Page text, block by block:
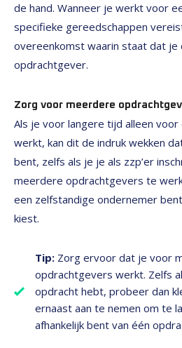
de hand. Wanneer je werkt voor
specifieke gereedschappen
overeenkomst waarin staat dat je
opdrachtgever.
Zorg voor meerdere
Als je voor langere tijd alleen
werkt, kan dit de indruk wekken
bent, zelfs als je je als zzp’er
meerdere opdrachtgevers te
een zelfstandige ondernemer
kiest.
Tip: Zorg ervoor dat je voor
opdrachtgevers werkt. Zelfs
opdracht hebt, probeer dan
ernaast aan te nemen om te
afhankelijk bent van één